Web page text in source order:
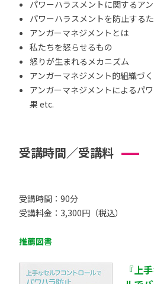
パワーハラスメントに関するア
パワーハラスメントを防止する
アンガーマネジメントとは
私たちを怒らせるもの
怒りが生まれるメカニズム
アンガーマネジメント的組織づく
アンガーマネジメントによるパ
果 etc.
受講時間／受講料
受講時間：90分
受講料金：3,300円（税込）
推薦図書
『上